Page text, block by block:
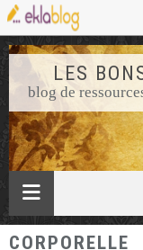
LES
blog de
CORPORELLE